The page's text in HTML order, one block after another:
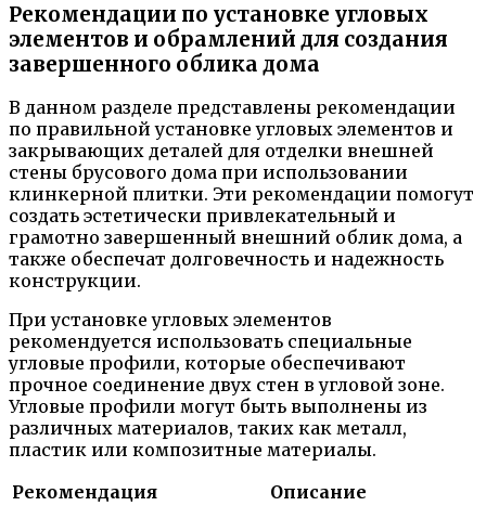
Рекомендации по установке угловых
элементов и обрамлений для создания
завершенного облика дома
В данном разделе представлены рекомендации
по правильной установке угловых элементов и
закрывающих деталей для отделки внешней
стены брусового дома при использовании
клинкерной плитки. Эти рекомендации помогут
создать эстетически привлекательный и
грамотно завершенный внешний облик дома, а
также обеспечат долговечность и надежность
конструкции.
При установке угловых элементов
рекомендуется использовать специальные
угловые профили, которые обеспечивают
прочное соединение двух стен в угловой зоне.
Угловые профили могут быть выполнены из
различных материалов, таких как металл,
пластик или композитные материалы.
Рекомендация
Описание